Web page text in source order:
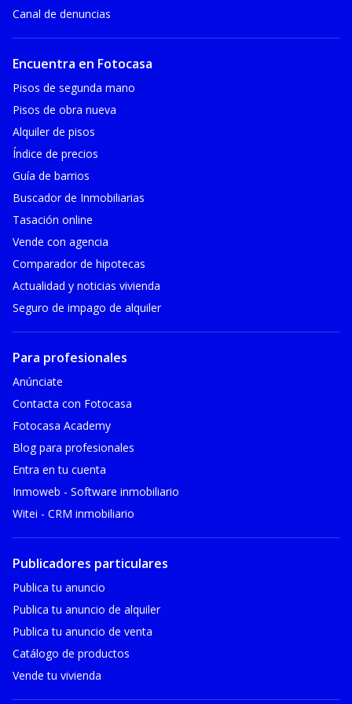
Canal de denuncias
Encuentra en Fotocasa
Pisos de segunda mano
Pisos de obra nueva
Alquiler de pisos
Índice de precios
Guía de barrios
Buscador de Inmobiliarias
Tasación online
Vende con agencia
Comparador de hipotecas
Actualidad y noticias vivienda
Seguro de impago de alquiler
Para profesionales
Anúnciate
Contacta con Fotocasa
Fotocasa Academy
Blog para profesionales
Entra en tu cuenta
Inmoweb - Software inmobiliario
Witei - CRM inmobiliario
Publicadores particulares
Publica tu anuncio
Publica tu anuncio de alquiler
Publica tu anuncio de venta
Catálogo de productos
Vende tu vivienda